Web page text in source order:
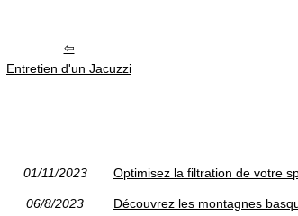
Entretien d'un Jacuzzi
01/11/2023 Optimisez la filtration de votre
06/8/2023 Découvrez les montagnes